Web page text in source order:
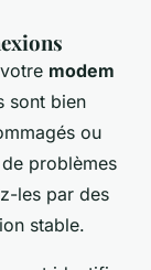
modem
sont bien
ou
problèmes
les par des
stable.